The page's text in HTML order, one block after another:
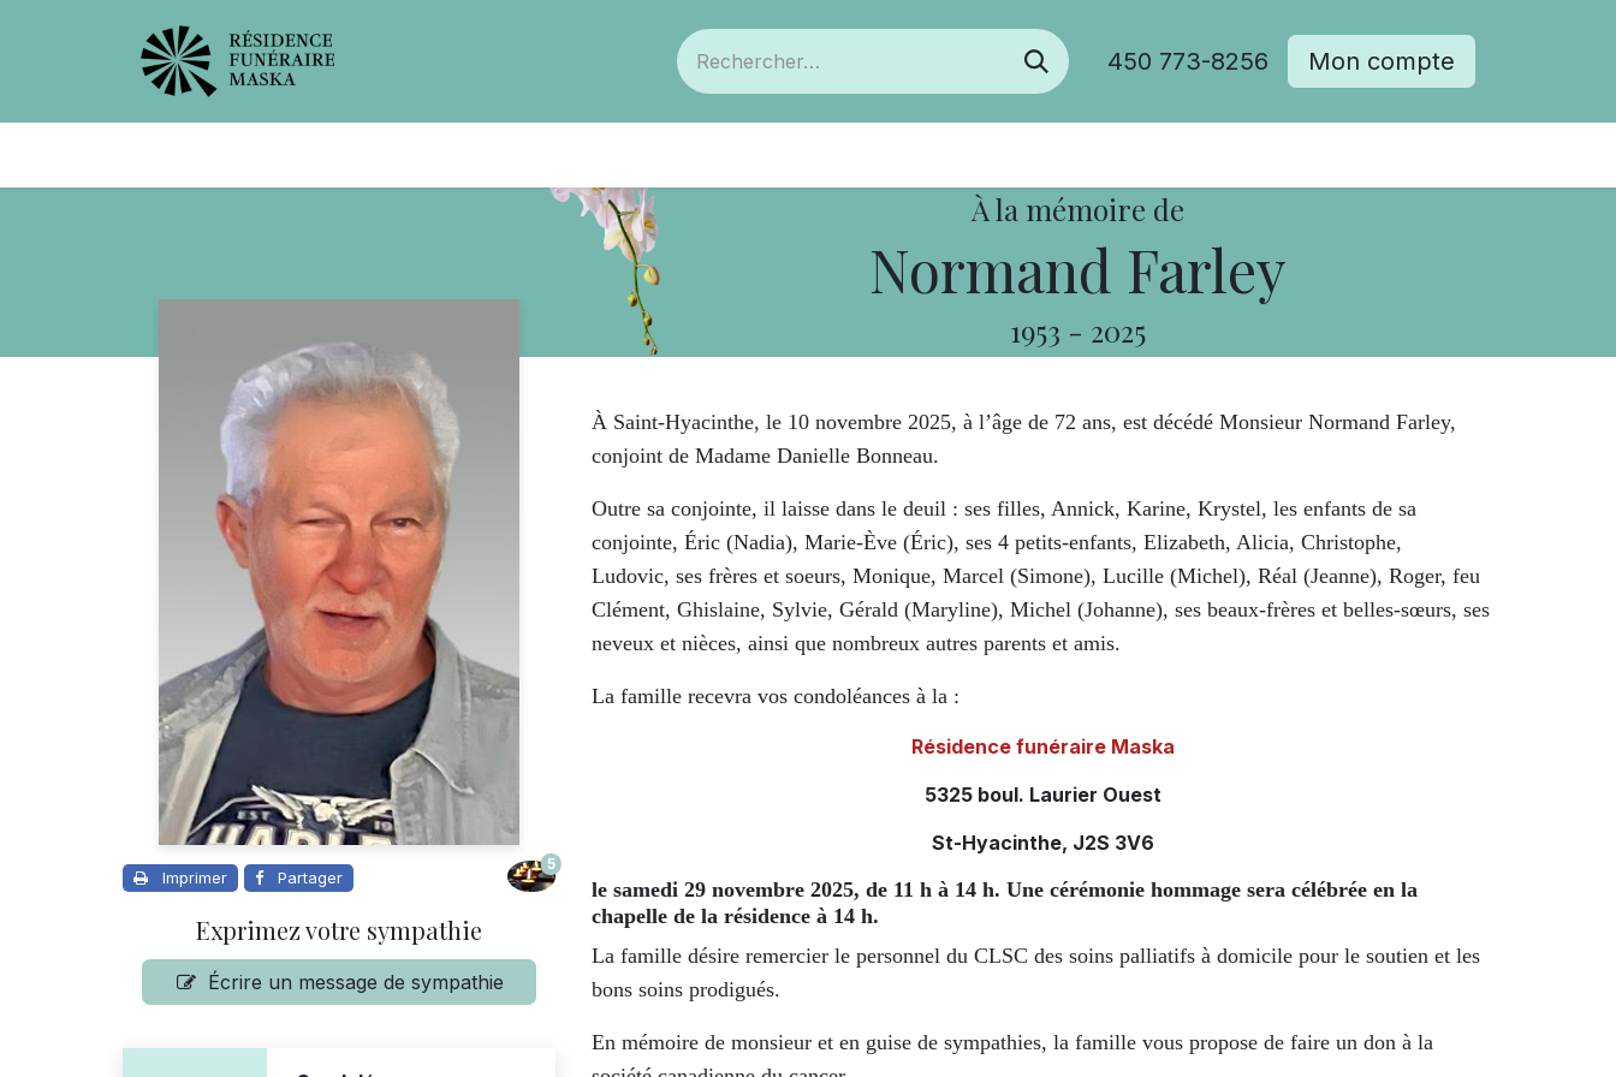
450 773-8256 Mon compte
À la mémoire de
Normand Farley
1953 - 2025
Imprimer Partager
5
Exprimez votre sympathie
Écrire un message de sympathie
À Saint-Hyacinthe, le 10 novembre 2025, à l’âge de 72 ans, est décédé Monsieur Normand Farley,
conjoint de Madame Danielle Bonneau.
Outre sa conjointe, il laisse dans le deuil : ses filles, Annick, Karine, Krystel, les enfants de sa
conjointe, Éric (Nadia), Marie-Ève (Éric), ses 4 petits-enfants, Elizabeth, Alicia, Christophe,
Ludovic, ses frères et soeurs, Monique, Marcel (Simone), Lucille (Michel), Réal (Jeanne), Roger, feu
Clément, Ghislaine, Sylvie, Gérald (Maryline), Michel (Johanne), ses beaux-frères et belles-sœurs, ses
neveux et nièces, ainsi que nombreux autres parents et amis.
La famille recevra vos condoléances à la :
Résidence funéraire Maska
5325 boul. Laurier Ouest
St-Hyacinthe, J2S 3V6
le samedi 29 novembre 2025, de 11 h à 14 h. Une cérémonie hommage sera célébrée en la
chapelle de la résidence à 14 h.
La famille désire remercier le personnel du CLSC des soins palliatifs à domicile pour le soutien et les
bons soins prodigués.
En mémoire de monsieur et en guise de sympathies, la famille vous propose de faire un don à la